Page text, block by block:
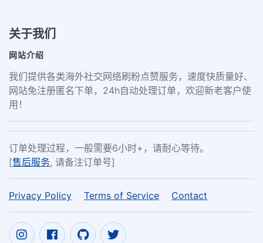
关于我们
网站介绍
我们提供各类海外社交网络刷粉点赞服务，速度快质量好、
网站免注册匿名下单，24h自动处理订单，欢迎新老客户使
用！
订单处理过程，一般需要6小时+，请耐心等待。
[售后服务, 请备注订单号]
Privacy Policy Terms of Service Contact